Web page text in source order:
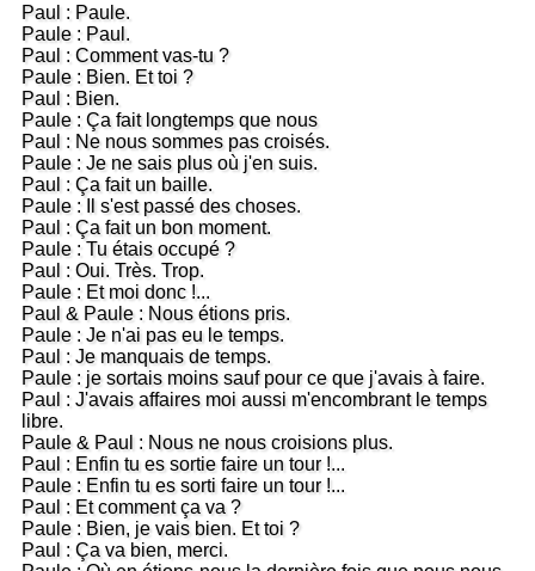
Paul : Paule.
Paule : Paul.
Paul : Comment vas-tu ?
Paule : Bien. Et toi ?
Paul : Bien.
Paule : Ça fait longtemps que nous
Paul : Ne nous sommes pas croisés.
Paule : Je ne sais plus où j'en suis.
Paul : Ça fait un baille.
Paule : Il s'est passé des choses.
Paul : Ça fait un bon moment.
Paule : Tu étais occupé ?
Paul : Oui. Très. Trop.
Paule : Et moi donc !...
Paul & Paule : Nous étions pris.
Paule : Je n'ai pas eu le temps.
Paul : Je manquais de temps.
Paule : je sortais moins sauf pour ce que j'avais à faire.
Paul : J'avais affaires moi aussi m'encombrant le temps
libre.
Paule & Paul : Nous ne nous croisions plus.
Paul : Enfin tu es sortie faire un tour !...
Paule : Enfin tu es sorti faire un tour !...
Paul : Et comment ça va ?
Paule : Bien, je vais bien. Et toi ?
Paul : Ça va bien, merci.